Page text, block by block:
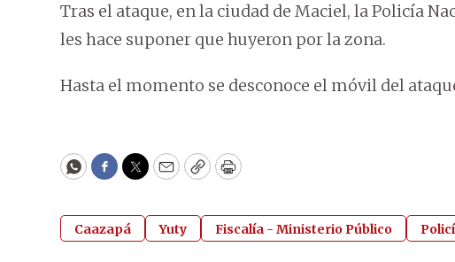
Tras el ataque, en la ciudad de Maciel, la Policía
les hace suponer que huyeron por la zona.
Hasta el momento se desconoce el móvil del
WhatsApp
Facebook
Twitter
EmailCopyPrint
Caazapá Yuty Fiscalía - Ministerio Público